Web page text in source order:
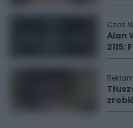
Czas
Alan